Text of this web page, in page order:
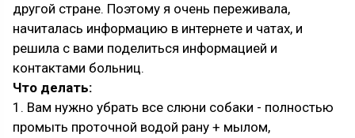
другой стране. Поэтому я очень переживала,
начиталась информацию в интернете и чатах, и
решила с вами поделиться информацией и
контактами больниц.
Что делать:
1. Вам нужно убрать все слюни собаки - полностью
промыть проточной водой рану + мылом,